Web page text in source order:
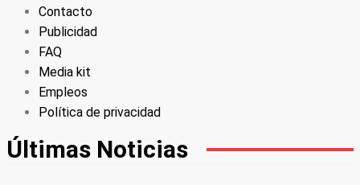
Contacto
Publicidad
FAQ
Media kit
Empleos
Política de privacidad
Últimas Noticias